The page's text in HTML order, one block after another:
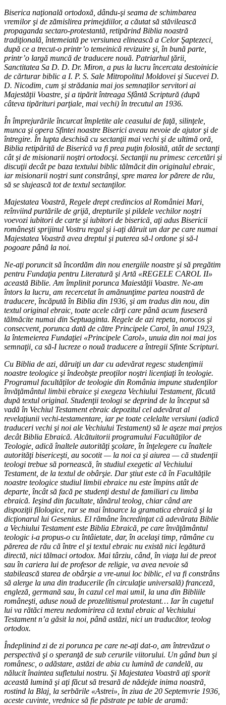
Biserica naţională ortodoxă, dându-şi seama de schimbarea
vremilor şi de zămislirea primejdiilor, a căutat să stăvilească
propaganda sectaro-protestantă, retipărind Biblia noastră
tradiţională, întemeiată pe versiunea elinească a Celor Şaptezeci,
după ce a trecut-o printr’o temeinică revizuire şi, în bună parte,
printr’o largă muncă de traducere nouă. Patriarhul ţării,
Sanctitatea Sa D. D. Dr. Miron, a pus la lucru încercata destoinicie
de cărturar biblic a I. P. S. Sale Mitropolitul Moldovei şi Sucevei D.
D. Nicodim, cum şi strădania mai jos semnaţilor servitori ai
Majestăţii Voastre, şi a tipărit întreaga Sfântă Scriptură (după
câteva tipărituri parţiale, mai vechi) în trecutul an 1936.
În împrejurările încurcat împletite ale ceasului de faţă, silinţele,
munca şi opera Sfintei noastre Biserici aveau nevoie de ajutor şi de
întregire. În lupta deschisă cu sectanţii mai vechi şi de ultimă oră,
Biblia retipărită de Biserică va fi prea puţin folosită, atât de sectanţi
cât şi de misionarii noştri ortodocşi. Sectanţii nu primesc cercetări şi
discuţii decât pe baza textului biblic tălmăcit din originalul ebraic,
iar misionarii noştri sunt constrânşi, spre marea lor părere de rău,
să se slujească tot de textul sectanţilor.
Majestatea Voastră, Regele drept credincios al României Mari,
reînviind purtările de grijă, drepturile şi pildele vechilor noştri
voevozi iubitori de carte şi iubitori de biserică, aţi adus Bisericii
româneşti sprijinul Vostru regal şi i-aţi dăruit un dar pe care numai
Majestatea Voastră avea dreptul şi puterea să-l ordone şi să-l
pogoare până la noi.
Ne-aţi poruncit să încordăm din nou energiile noastre şi să pregătim
pentru Fundaţia pentru Literatură şi Artă «REGELE CAROL II»
această Biblie. Am împlinit porunca Maiestăţii Voastre. Ne-am
întors la lucru, am recercetat în amănunţime partea noastră de
traducere, încăpută în Biblia din 1936, şi am tradus din nou, din
textul original ebraic, toate acele cărţi care până acum fuseseră
tălmăcite numai din Septuaginta. Regele de azi repeta, norocos şi
consecvent, porunca dată de către Principele Carol, în anul 1923,
la întemeierea Fundaţiei «Principele Carol», unuia din noi mai jos
semnaţii, ca să-I lucreze o nouă traducere a întregii Sfinte Scripturi.
Cu Biblia de azi, dăruiţi un dar cu adevărat regesc studenţimii
noastre teologice şi îndeobşte preoţilor noştri licenţiaţi în teologie.
Programul facultăţilor de teologie din România impune studenţilor
învăţământul limbii ebraice şi exegeza Vechiului Testament, făcută
după textul original. Studenţii teologi se deprind de la început să
vadă în Vechiul Testament ebraic depozitul cel adevărat al
revelaţiunii vechi-testamentare, iar pe toate celelalte versiuni (adică
traduceri vechi şi noi ale Vechiului Testament) să le aşeze mai prejos
decât Biblia Ebraică. Alcătuitorii programului Facultăţilor de
Teologie, adică înaltele autorităţi şcolare, în înţelegere cu înaltele
autorităţi bisericeşti, au socotit — la noi ca şi aiurea — că studenţii
teologi trebue să pornească, în studiul exegetic al Vechiului
Testament, de la textul de obârşie. Dar ştiut este că în Facultăţile
noastre teologice studiul limbii ebraice nu este împins atât de
departe, încât să facă pe studenţi destul de familiari cu limba
ebraică. Ieşind din facultate, tânărul teolog, chiar când are
dispoziţii filologice, rar se mai întoarce la gramatica ebraică şi la
dicţionarul lui Gesenius. El rămâne încredinţat că adevărata Biblie
a Vechiului Testament este Biblia Ebraică, pe care învăţământul
teologic i-a propus-o cu întâietate, dar, în acelaşi timp, rămâne cu
părerea de rău că între el şi textul ebraic nu există nici legătură
directă, nici tălmaci ortodox. Mai târziu, când, în viaţa lui de preot
sau în cariera lui de profesor de religie, va avea nevoie să
stabilească starea de obârşie a vre-unui loc biblic, el va fi constrâns
să alerge la una din traducerile (în circulaţie universală) franceză,
engleză, germană sau, în cazul cel mai umil, la una din Bibliile
româneşti, aduse nouă de prozelitismul protestant… Iar în cugetul
lui va rătăci mereu nedomirirea că textul ebraic al Vechiului
Testament n’a găsit la noi, până astăzi, nici un traducător, teolog
ortodox.
Îndeplinind zi de zi porunca pe care ne-aţi dat-o, am întrevăzut o
perspectivă şi o speranţă de sub cerurile viitorului. Un gând bun şi
românesc, o adăstare, astăzi de abia cu lumină de candelă, au
nălucit înaintea sufletului nostru. Şi Majestatea Voastră aţi sporit
această lumină şi aţi făcut să tresară de nădejde inima noastră,
rostind la Blaj, la serbările «Astrei», în ziua de 20 Septemvrie 1936,
aceste cuvinte, vrednice să fie păstrate pe table de aramă: